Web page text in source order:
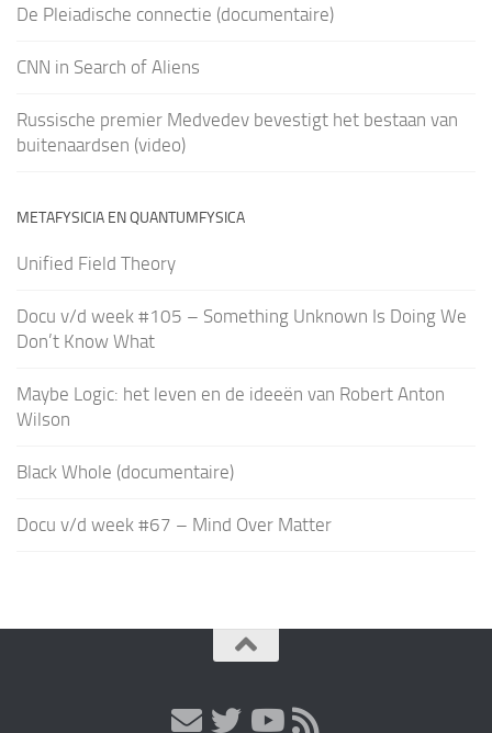
De Pleiadische connectie (documentaire)
CNN in Search of Aliens
Russische premier Medvedev bevestigt het bestaan van
buitenaardsen (video)
METAFYSICIA EN QUANTUMFYSICA
Unified Field Theory
Docu v/d week #105 – Something Unknown Is Doing We
Don’t Know What
Maybe Logic: het leven en de ideeën van Robert Anton
Wilson
Black Whole (documentaire)
Docu v/d week #67 – Mind Over Matter